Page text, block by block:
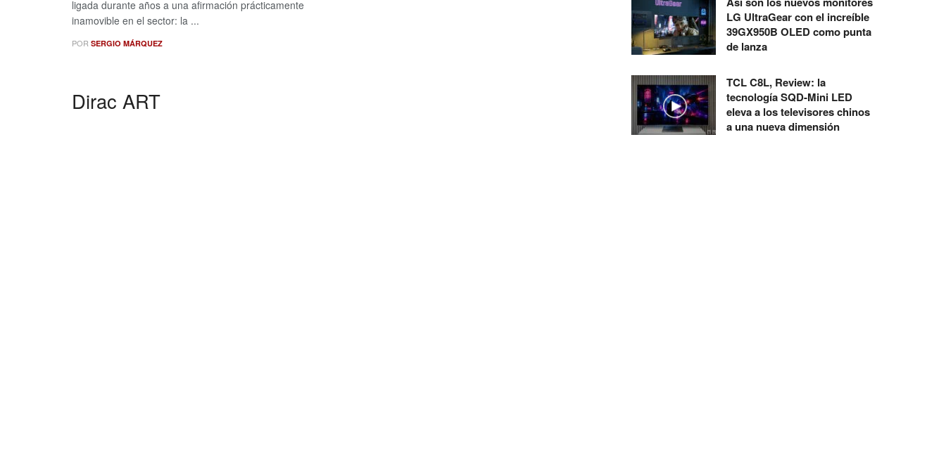
ligada durante años a una afirmación prácticamente
inamovible en el sector: la ...
POR SERGIO MÁRQUEZ
Dirac ART
LG UltraGear con el increíble
39GX950B OLED como punta
de lanza
TCL C8L, Review: la
tecnología SQD-Mini LED
eleva a los televisores chinos
a una nueva dimensión